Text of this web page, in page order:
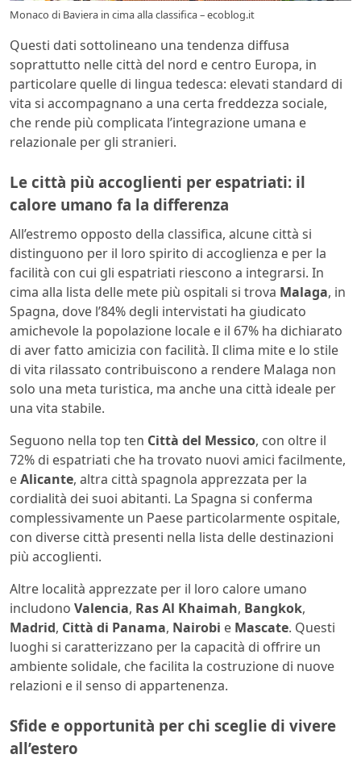
Monaco di Baviera in cima alla classifica – ecoblog.it
Questi dati sottolineano una tendenza diffusa
soprattutto nelle città del nord e centro Europa, in
particolare quelle di lingua tedesca: elevati standard di
vita si accompagnano a una certa freddezza sociale,
che rende più complicata l’integrazione umana e
relazionale per gli stranieri.
Le città più accoglienti per espatriati: il
calore umano fa la differenza
All’estremo opposto della classifica, alcune città si
distinguono per il loro spirito di accoglienza e per la
facilità con cui gli espatriati riescono a integrarsi. In
cima alla lista delle mete più ospitali si trova Malaga, in
Spagna, dove l’84% degli intervistati ha giudicato
amichevole la popolazione locale e il 67% ha dichiarato
di aver fatto amicizia con facilità. Il clima mite e lo stile
di vita rilassato contribuiscono a rendere Malaga non
solo una meta turistica, ma anche una città ideale per
una vita stabile.
Seguono nella top ten Città del Messico, con oltre il
72% di espatriati che ha trovato nuovi amici facilmente,
eAlicante, altra città spagnola apprezzata per la
cordialità dei suoi abitanti. La Spagna si conferma
complessivamente un Paese particolarmente ospitale,
con diverse città presenti nella lista delle destinazioni
più accoglienti.
Altre località apprezzate per il loro calore umano
includono Valencia, Ras Al Khaimah, Bangkok,
Madrid, Città di Panama, Nairobi e Mascate. Questi
luoghi si caratterizzano per la capacità di offrire un
ambiente solidale, che facilita la costruzione di nuove
relazioni e il senso di appartenenza.
Sfide e opportunità per chi sceglie di vivere
all’estero